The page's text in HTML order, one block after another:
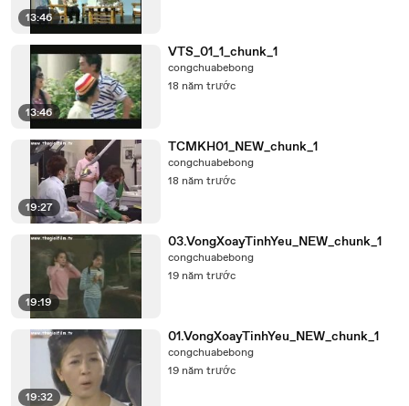
13:46
13:46
VTS_01_1_chunk_1
congchuabebong
18 năm trước
19:27
TCMKH01_NEW_chunk_1
congchuabebong
18 năm trước
19:19
03.VongXoayTinhYeu_NEW_chunk_1
congchuabebong
19 năm trước
19:32
01.VongXoayTinhYeu_NEW_chunk_1
congchuabebong
19 năm trước